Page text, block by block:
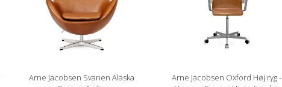
Arne Jacobsen Svanen Alaska
Arne Jacobsen Oxford Høj ryg -